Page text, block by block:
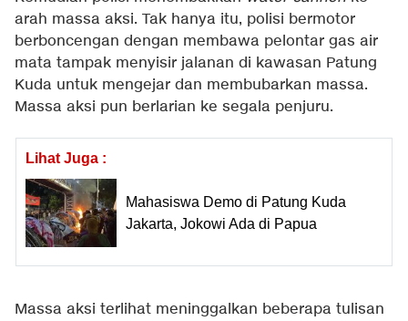
arah massa aksi. Tak hanya itu, polisi bermotor
berboncengan dengan membawa pelontar gas air
mata tampak menyisir jalanan di kawasan Patung
Kuda untuk mengejar dan membubarkan massa.
Massa aksi pun berlarian ke segala penjuru.
Lihat Juga :
Mahasiswa Demo di Patung Kuda
Jakarta, Jokowi Ada di Papua
Massa aksi terlihat meninggalkan beberapa tulisan